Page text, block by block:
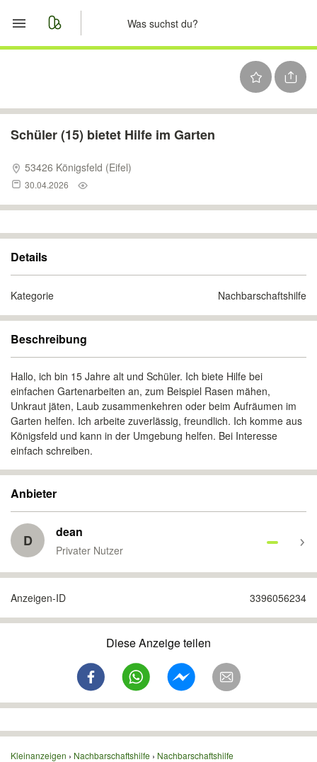
Nachrichten
Anzeige aufgeben
Schüler (15) bietet Hilfe im Garten
53426 Königsfeld (Eifel)
30.04.2026
Details
Kategorie Nachbarschaftshilfe
Beschreibung
Hallo, ich bin 15 Jahre alt und Schüler. Ich biete Hilfe bei
einfachen Gartenarbeiten an, zum Beispiel Rasen mähen,
Unkraut jäten, Laub zusammenkehren oder beim Aufräumen im
Garten helfen. Ich arbeite zuverlässig, freundlich. Ich komme aus
Königsfeld und kann in der Umgebung helfen. Bei Interesse
einfach schreiben.
Anbieter
D dean
Privater Nutzer
Anzeigen-ID 3396056234
Diese Anzeige teilen
Kleinanzeigen Nachbarschaftshilfe Nachbarschaftshilfe